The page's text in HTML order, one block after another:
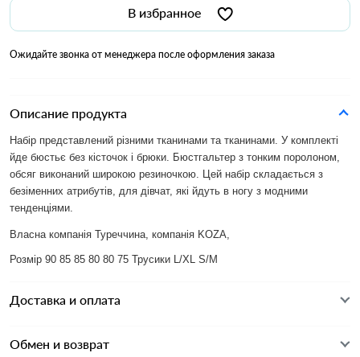
В избранное
Ожидайте звонка от менеджера после оформления заказа
Описание продукта
Набір представлений різними тканинами та тканинами. У комплекті
йде бюстьє без кісточок і брюки. Бюстгальтер з тонким поролоном,
обсяг виконаний широкою резиночкою. Цей набір складається з
безіменних атрибутів, для дівчат, які йдуть в ногу з модними
тенденціями.
Власна компанія Туреччина, компанія KOZA,
Розмір 90 85 85 80 80 75 Трусики L/XL S/M
Доставка и оплата
Обмен и возврат